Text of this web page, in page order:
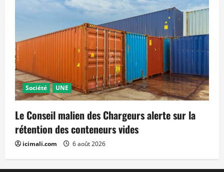
Société UNE
Le Conseil malien des Chargeurs alerte sur la
rétention des conteneurs vides
icimali.com 6 août 2026